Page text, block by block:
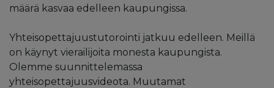
määrä kasvaa edelleen kaupungissa.
Yhteisopettajuustutorointi jatkuu edelleen. Meillä
on käynyt vierailijoita monesta kaupungista.
Olemme suunnittelemassa
yhteisopettajuusvideota. Muutamat